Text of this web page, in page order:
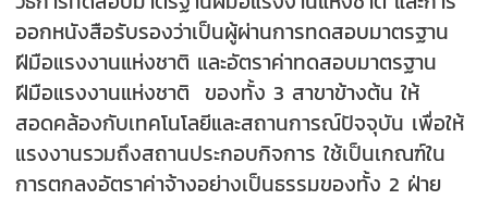
ออกหนังสือรับรองว่าเป็นผู้ผ่านการทดสอบมาตรฐาน
ฝีมือแรงงานแห่งชาติ และอัตราค่าทดสอบมาตรฐาน
ฝีมือแรงงานแห่งชาติ ของทั้ง 3 สาขาข้างต้น ให้
สอดคล้องกับเทคโนโลยีและสถานการณ์ปัจจุบัน เพื่อให้
แรงงานรวมถึงสถานประกอบกิจการ ใช้เป็นเกณฑ์ใน
การตกลงอัตราค่าจ้างอย่างเป็นธรรมของทั้ง 2 ฝ่าย